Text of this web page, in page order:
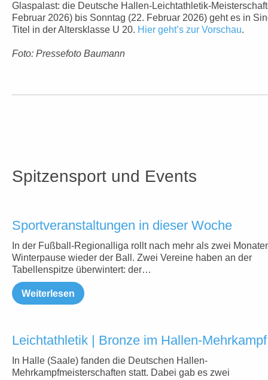
Glaspalast: die Deutsche Hallen-Leichtathletik-
Februar 2026) bis Sonntag (22. Februar 2026) geht es in
Titel in der Altersklasse U 20. Hier geht’s zur Vorschau.
Foto: Pressefoto Baumann
Spitzensport und Events
Sportveranstaltungen in dieser Woche
In der Fußball-Regionalliga rollt nach mehr als zwei
Winterpause wieder der Ball. Zwei Vereine haben an der
Tabellenspitze überwintert: der…
Weiterlesen
Leichtathletik | Bronze im Hallen-Mehrkampf
In Halle (Saale) fanden die Deutschen Hallen-
Mehrkampfmeisterschaften statt. Dabei gab es zwei